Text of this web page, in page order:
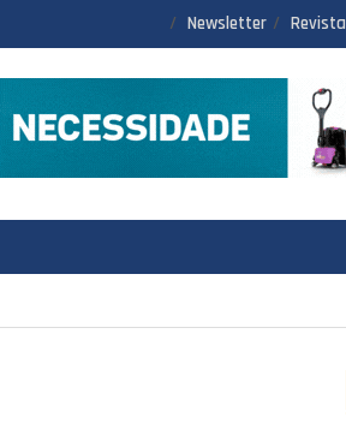
Newsletter Revista